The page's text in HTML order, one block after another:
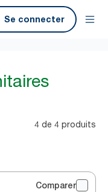
Se connecter
4 de 4 produits
Comparer